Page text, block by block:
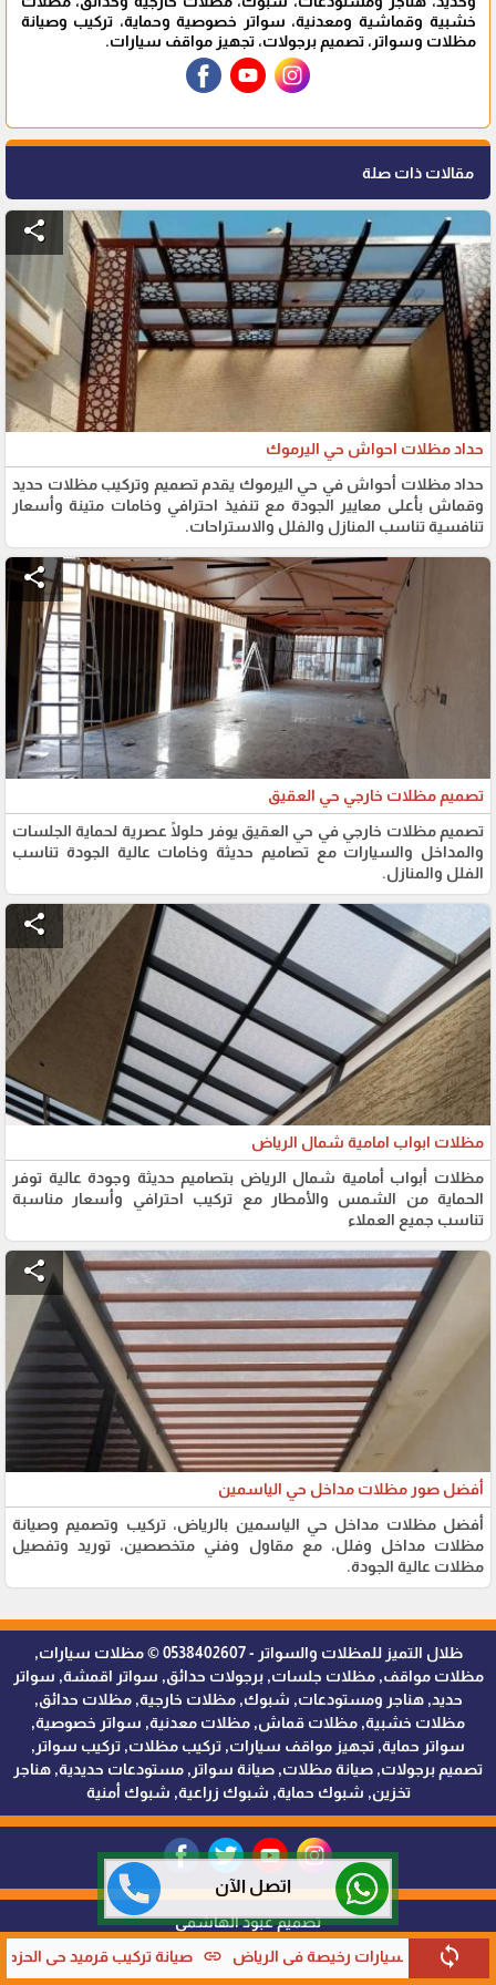
اتصل الآن
sync صيانة تركيب قرميد حي الحزم الرياض link شركة تركيب قرميد
خشبية وقماشية ومعدنية، سواتر خصوصية وحماية، تركيب وصيانة
مظلات وسواتر، تصميم برجولات، تجهيز مواقف سيارات.
مقالات ذات صلة
share
حداد مظلات احواش حي اليرموك
حداد مظلات أحواش في حي اليرموك يقدم تصميم وتركيب مظلات حديد
وقماش بأعلى معايير الجودة مع تنفيذ احترافي وخامات متينة وأسعار
تنافسية تناسب المنازل والفلل والاستراحات.
share
تصميم مظلات خارجي حي العقيق
تصميم مظلات خارجي في حي العقيق يوفر حلولًا عصرية لحماية الجلسات
والمداخل والسيارات مع تصاميم حديثة وخامات عالية الجودة تناسب
الفلل والمنازل.
share
مظلات ابواب امامية شمال الرياض
مظلات أبواب أمامية شمال الرياض بتصاميم حديثة وجودة عالية توفر
الحماية من الشمس والأمطار مع تركيب احترافي وأسعار مناسبة
تناسب جميع العملاء
share
أفضل صور مظلات مداخل حي الياسمين
أفضل مظلات مداخل حي الياسمين بالرياض، تركيب وتصميم وصيانة
مظلات مداخل وفلل، مع مقاول وفني متخصصين، توريد وتفصيل
مظلات عالية الجودة.
ظلال التميز للمظلات والسواتر - 0538402607 © مظلات سيارات,
مظلات مواقف, مظلات جلسات, برجولات حدائق, سواتر اقمشة, سواتر
حديد, هناجر ومستودعات, شبوك, مظلات خارجية, مظلات حدائق,
مظلات خشبية, مظلات قماش, مظلات معدنية, سواتر خصوصية,
سواتر حماية, تجهيز مواقف سيارات, تركيب مظلات, تركيب سواتر,
تصميم برجولات, صيانة مظلات, صيانة سواتر, مستودعات حديدية, هناجر
تخزين, شبوك حماية, شبوك زراعية, شبوك أمنية
تصميم عبود الهاشمي